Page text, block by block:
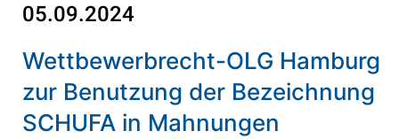
05.09.2024
Wettbewerbrecht-OLG Hamburg
zur Benutzung der Bezeichnung
SCHUFA in Mahnungen